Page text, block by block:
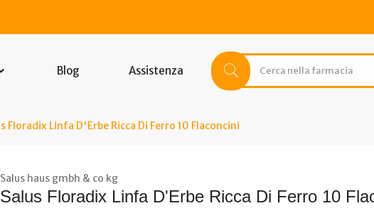
Blog Assistenza
Floradix Linfa D'Erbe Ricca Di Ferro 10 Flaconcini
Salus haus gmbh & co kg
Salus Floradix Linfa D'Erbe Ricca Di Ferro 10